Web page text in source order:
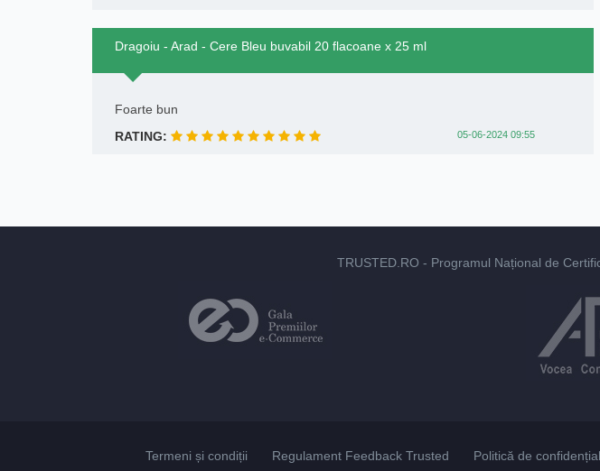
Dragoiu - Arad - Cere Bleu buvabil 20 flacoane x 25 ml
Foarte bun
RATING:
05-06-2024 09:55
TRUSTED.RO - Programul Național de
Termeni și condiții Regulament Feedback Trusted Politică de